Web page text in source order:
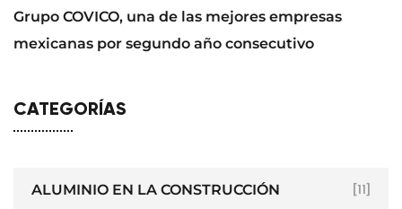
Grupo COVICO, una de las mejores empresas
mexicanas por segundo año consecutivo
CATEGORÍAS
ALUMINIO EN LA CONSTRUCCIÓN [11]